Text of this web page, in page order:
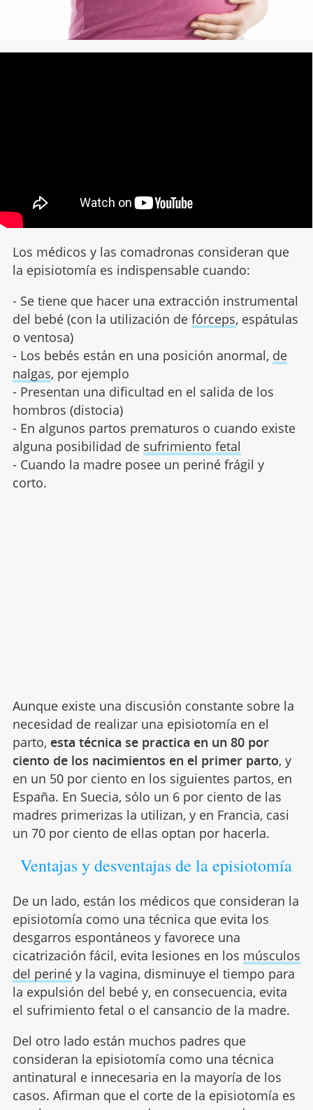
Los médicos y las comadronas consideran que
la episiotomía es indispensable cuando:
- Se tiene que hacer una extracción instrumental
del bebé (con la utilización de fórceps, espátulas
o ventosa)
- Los bebés están en una posición anormal, de
nalgas, por ejemplo
- Presentan una dificultad en el salida de los
hombros (distocia)
- En algunos partos prematuros o cuando existe
alguna posibilidad de sufrimiento fetal
- Cuando la madre posee un periné frágil y
corto.
Aunque existe una discusión constante sobre la
necesidad de realizar una episiotomía en el
parto, esta técnica se practica en un 80 por
ciento de los nacimientos en el primer parto, y
en un 50 por ciento en los siguientes partos, en
España. En Suecia, sólo un 6 por ciento de las
madres primerizas la utilizan, y en Francia, casi
un 70 por ciento de ellas optan por hacerla.
Ventajas y desventajas de la episiotomía
De un lado, están los médicos que consideran la
episiotomía como una técnica que evita los
desgarros espontáneos y favorece una
cicatrización fácil, evita lesiones en los músculos
del perinéy la vagina, disminuye el tiempo para
la expulsión del bebé y, en consecuencia, evita
el sufrimiento fetal o el cansancio de la madre.
Del otro lado están muchos padres que
consideran la episiotomía como una técnica
antinatural e innecesaria en la mayoría de los
casos. Afirman que el corte de la episiotomía es